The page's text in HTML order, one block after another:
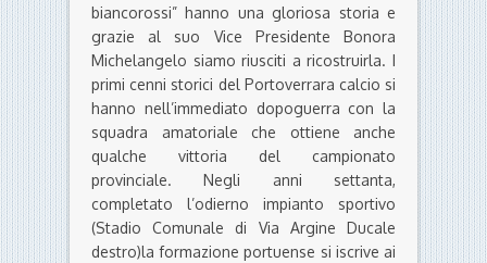
biancorossi” hanno una gloriosa storia e
grazie al suo Vice Presidente Bonora
Michelangelo siamo riusciti a ricostruirla. I
primi cenni storici del Portoverrara calcio si
hanno nell’immediato dopoguerra con la
squadra amatoriale che ottiene anche
qualche vittoria del campionato
provinciale. Negli anni settanta,
completato l’odierno impianto sportivo
(Stadio Comunale di Via Argine Ducale
destro)la formazione portuense si iscrive ai